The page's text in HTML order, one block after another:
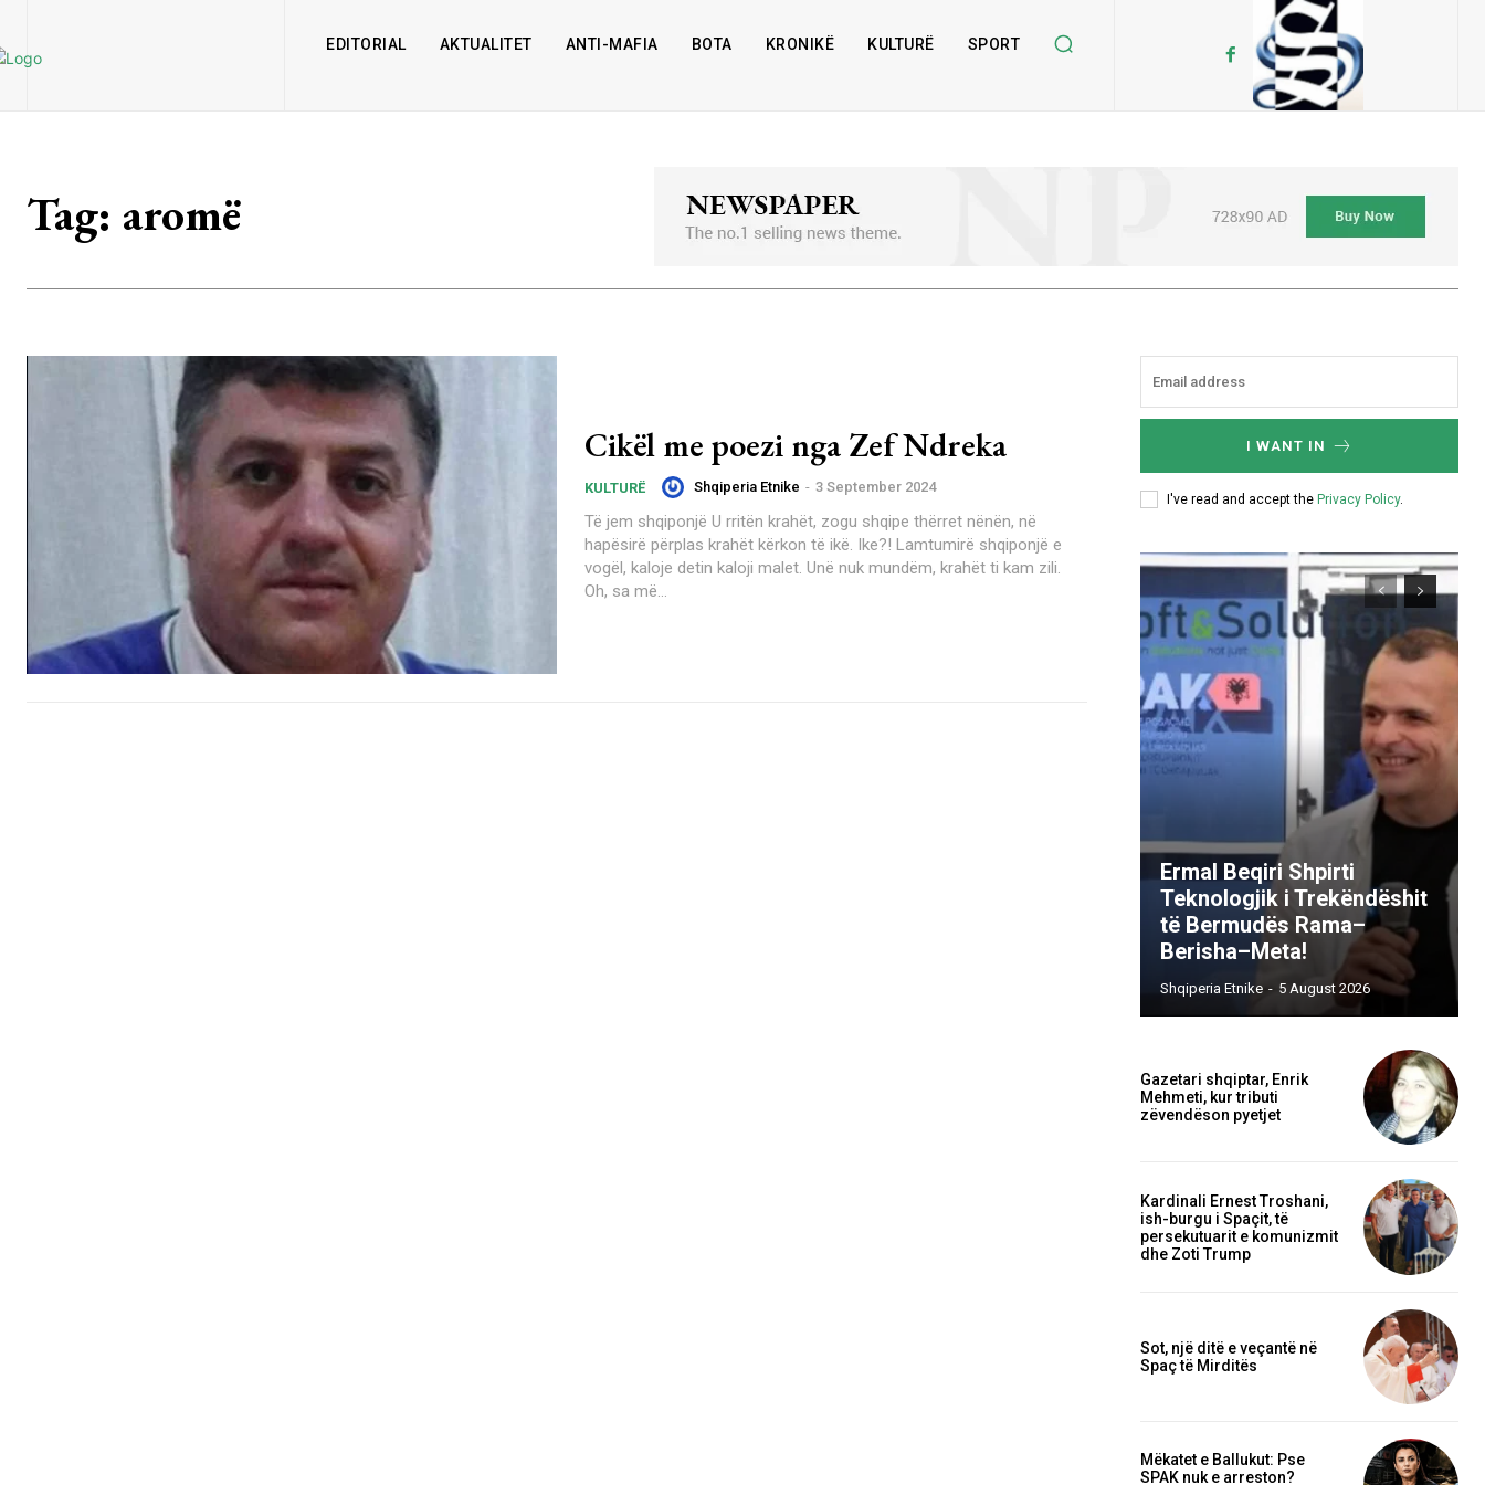
EDITORIAL AKTUALITET ANTI-MAFIA BOTA KRONIKË KULTURË SPORT
Tag: aromë
Cikël me poezi nga Zef Ndreka
KULTURË Shqiperia Etnike - 3 September 2024
Të jem shqiponjë U rritën krahët, zogu shqipe thërret nënën, në
hapësirë përplas krahët kërkon të ikë. Ike?! Lamtumirë shqiponjë e
vogël, kaloje detin kaloji malet. Unë nuk mundëm, krahët ti kam zili.
Oh, sa më...
I WANT IN
I've read and accept the Privacy Policy.
Ermal Beqiri Shpirti
Teknologjik i Trekëndëshit
të Bermudës Rama–
Berisha–Meta!
Shqiperia Etnike - 5 August 2026
Gazetari shqiptar, Enrik
Mehmeti, kur tributi
zëvendëson pyetjet
Kardinali Ernest Troshani,
ish-burgu i Spaçit, të
persekutuarit e komunizmit
dhe Zoti Trump
Sot, një ditë e veçantë në
Spaç të Mirditës
Mëkatet e Ballukut: Pse
SPAK nuk e arreston?